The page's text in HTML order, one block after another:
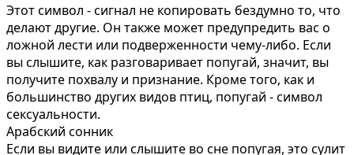
Этот символ - сигнал не копировать бездумно то, что
делают другие. Он также может предупредить вас о
ложной лести или подверженности чему-либо. Если
вы слышите, как разговаривает попугай, значит, вы
получите похвалу и признание. Кроме того, как и
большинство других видов птиц, попугай - символ
сексуальности.
Арабский сонник
Если вы видите или слышите во сне попугая, это сулит